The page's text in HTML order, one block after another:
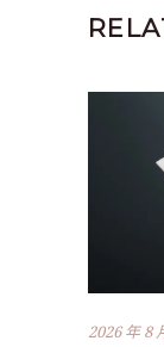
2026 年 8